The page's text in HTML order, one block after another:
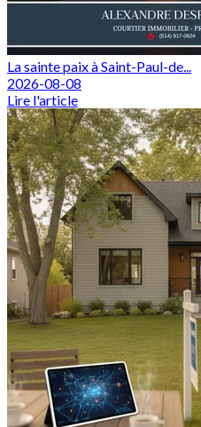
La sainte paix à Saint-Paul-de...
2026-08-08
Lire l'article